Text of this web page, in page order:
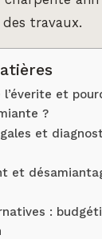
travaux.
l’éverite et
?
et
et
: